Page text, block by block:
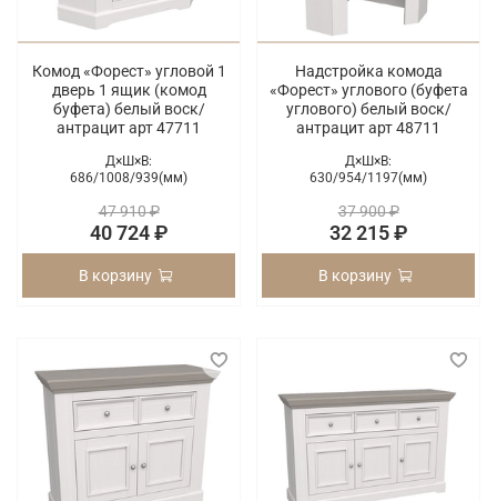
Комод «Форест» угловой 1
дверь 1 ящик (комод
буфета) белый воск/
антрацит арт 47711
Д×Ш×В:
686/1008/939(мм)
47 910 ₽
40 724 ₽
В корзину
Надстройка комода
«Форест» углового (буфета
углового) белый воск/
антрацит арт 48711
Д×Ш×В:
630/954/1197(мм)
37 900 ₽
32 215 ₽
В корзину